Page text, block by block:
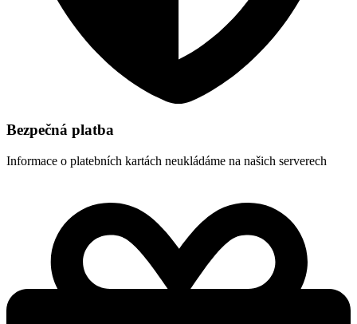
Bezpečná platba
Informace o platebních kartách neukládáme na našich serverech